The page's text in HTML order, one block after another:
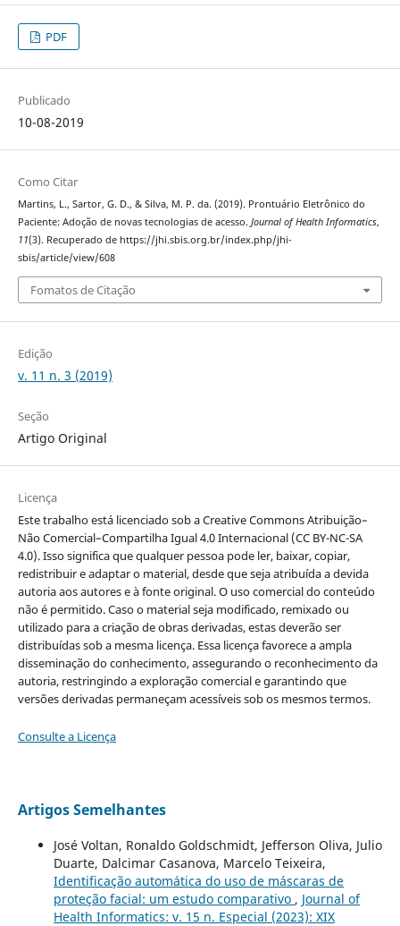
PDF
Publicado
10-08-2019
Como Citar
Martins, L., Sartor, G. D., & Silva, M. P. da. (2019). Prontuário Eletrônico do
Paciente: Adoção de novas tecnologias de acesso. Journal of Health Informatics,
11(3). Recuperado de https://jhi.sbis.org.br/index.php/jhi-
sbis/article/view/608
Fomatos de Citação
Edição
v. 11 n. 3 (2019)
Seção
Artigo Original
Licença
Este trabalho está licenciado sob a Creative Commons Atribuição–
Não Comercial–Compartilha Igual 4.0 Internacional (CC BY-NC-SA
4.0). Isso significa que qualquer pessoa pode ler, baixar, copiar,
redistribuir e adaptar o material, desde que seja atribuída a devida
autoria aos autores e à fonte original. O uso comercial do conteúdo
não é permitido. Caso o material seja modificado, remixado ou
utilizado para a criação de obras derivadas, estas deverão ser
distribuídas sob a mesma licença. Essa licença favorece a ampla
disseminação do conhecimento, assegurando o reconhecimento da
autoria, restringindo a exploração comercial e garantindo que
versões derivadas permaneçam acessíveis sob os mesmos termos.
Consulte a Licença
Artigos Semelhantes
José Voltan, Ronaldo Goldschmidt, Jefferson Oliva, Julio
Duarte, Dalcimar Casanova, Marcelo Teixeira,
Identificação automática do uso de máscaras de
proteção facial: um estudo comparativo , Journal of
Health Informatics: v. 15 n. Especial (2023): XIX